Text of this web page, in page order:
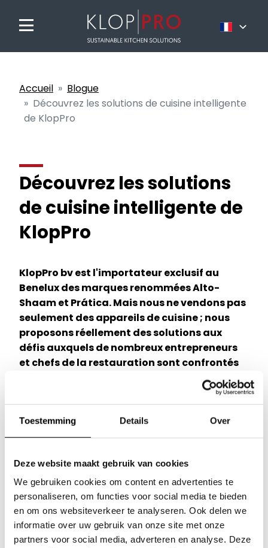
Toestemming Details Over
Deze website maakt gebruik van cookies
We gebruiken cookies om content en advertenties te
personaliseren, om functies voor social media te bieden
en om ons websiteverkeer te analyseren. Ook delen we
informatie over uw gebruik van onze site met onze
partners voor social media, adverteren en analyse. Deze
Nos marques
Séances d'inspiration
Nederlands
English
Accueil
Blogue
Découvrez les solutions de cuisine intelligente
de KlopPro
Découvrez les solutions
de cuisine intelligente de
KlopPro
KlopPro bv est l'importateur exclusif au
Benelux des marques renommées Alto-
Shaam et Prática. Mais nous ne vendons pas
seulement des appareils de cuisine ; nous
proposons réellement des solutions aux
défis auxquels de nombreux entrepreneurs
et chefs de la restauration sont confrontés
La cuisine moderne a besoin de plus qu'un simple
four mixte et une cuisinière. Presque de
d'attention est accordée aux solutions
intelligentes qui soutiennent l'ensemble du
processus en cuisine et peuvent éliminer la
pression dans la cuisine.